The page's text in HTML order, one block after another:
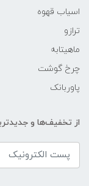
اسیاب قهوه
ترازو
ماهیتابه
چرخ گوشت
پاوربانک
از تخفیف‌ها و